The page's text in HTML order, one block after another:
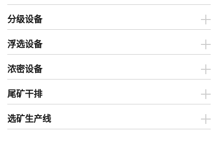
分级设备
浮选设备
浓密设备
尾矿干排
选矿生产线